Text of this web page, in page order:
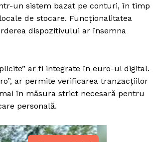
Despre noi / Echipa
Proiecte editoriale
un sistem bazat pe conturi, în timp
de stocare. Funcționalitatea
dispozitivului ar însemna
ar fi integrate în euro-ul digital.
ar permite verificarea tranzacțiilor
în măsura strict necesară pentru
personală.